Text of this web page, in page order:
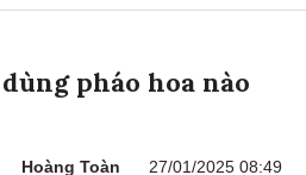
pháo hoa nào
Hoàng Toàn 27/01/2025 08:49